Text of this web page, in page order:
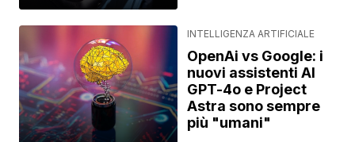
INTELLIGENZA ARTIFICIALE
OpenAi vs Google: i
nuovi assistenti AI
GPT-4o e Project
Astra sono sempre
più "umani"